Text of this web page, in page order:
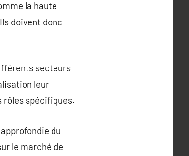
la haute
doivent donc
secteurs
leur
rôles spécifiques.
du
le marché de